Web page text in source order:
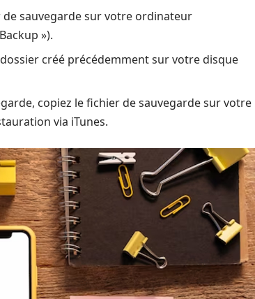
sauvegarde sur votre ordinateur
»).
créé précédemment sur votre disque
copiez le fichier de sauvegarde sur votre
via iTunes.